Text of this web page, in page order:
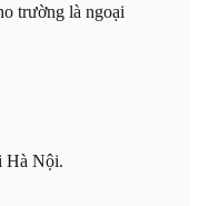
trường là ngoại
Hà Nội.